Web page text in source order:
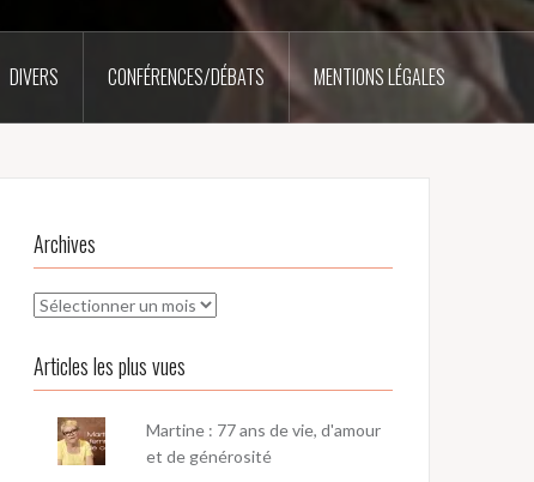
DIVERS CONFÉRENCES/DÉBATS MENTIONS LÉGALES
Archives
Archives
Articles les plus vues
Martine : 77 ans de vie, d'amour
et de générosité